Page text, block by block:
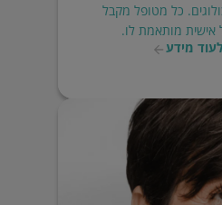
כל מטופל מקבל
אישית מותאמת לו.
מידע